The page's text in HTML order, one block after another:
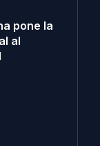
pone la
al